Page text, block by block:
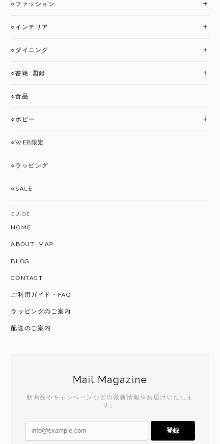
○ファッション
○インテリア
○ダイニング
○書籍･図録
○食品
○ホビー
○WEB限定
○ラッピング
○SALE
GUIDE
HOME
ABOUT･MAP
BLOG
CONTACT
ご利用ガイド・FAQ
ラッピングのご案内
配送のご案内
Mail Magazine
新商品やキャンペーンなどの最新情報をお届けいたしま
す。
登録